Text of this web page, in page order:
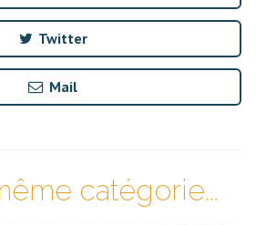
Twitter
Mail
catégorie...